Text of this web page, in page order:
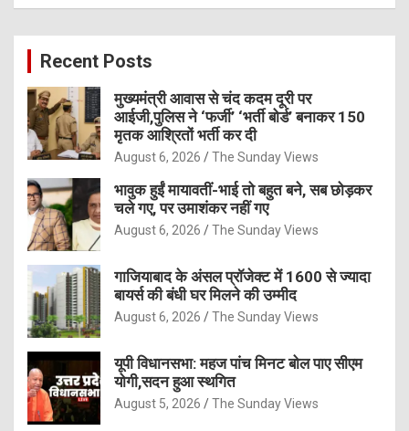
c
Recent Posts
मुख्यमंत्री आवास से चंद कदम दूरी पर
आईजी,पुलिस ने ‘फर्जी’ ‘भर्ती बोर्ड’ बनाकर 150
मृतक आश्रितों भर्ती कर दी
August 6, 2026 The Sunday Views
भावुक हुईं मायावतीं-भाई तो बहुत बने, सब छोड़कर
चले गए, पर उमाशंकर नहीं गए
August 6, 2026 The Sunday Views
गाजियाबाद के अंसल प्रॉजेक्ट में 1600 से ज्यादा
बायर्स की बंधी घर मिलने की उम्मीद
August 6, 2026 The Sunday Views
यूपी विधानसभा: महज पांच मिनट बोल पाए सीएम
योगी,सदन हुआ स्थगित
August 5, 2026 The Sunday Views